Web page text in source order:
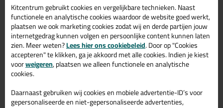
Wil je meer weten over de toepassing en kenmerken van dit
product?Lees alles over dit product >
Gerelateerde producten
Kitcentrum gebruikt cookies en vergelijkbare technieken. Naast
functionele en analytische cookies waardoor de website goed werkt,
plaatsen we ook marketing cookies zodat wij en derde partijen jouw
internetgedrag kunnen volgen en persoonlijke content kunnen laten
zien. Meer weten?Lees hier ons cookiebeleid. Door op "Cookies
accepteren" te klikken, ga je akkoord met alle cookies. Indien je kiest
voorweigeren, plaatsen we alleen functionele en analytische
cookies.
Daarnaast gebruiken wij cookies en mobiele advertentie-ID’s voor
gepersonaliseerde en niet-gepersonaliseerde advertenties,